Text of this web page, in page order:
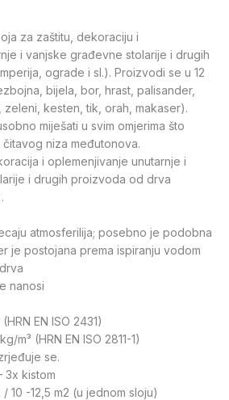
za zaštitu, dekoraciju i
i vanjske građevne stolarije i drugih
ograde i sl.). Proizvodi se u 12
bijela, bor, hrast, palisander,
zeleni, kesten, tik, orah, makaser).
miješati u svim omjerima što
niza međutonova.
i oplemenjivanje unutarnje i
i drugih proizvoda od drva
atmosferilija; posebno je podobna
je postojana prema ispiranju vodom
nanosi
EN ISO 2431)
m³ (HRN EN ISO 2811-1)
se.
3x kistom
/ 10 -12,5 m2 (u jednom sloju)